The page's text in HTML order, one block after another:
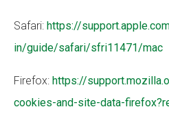
Safari: https://
in/guide/safari/sfri11471/mac
Firefox: https://
cookies-and-site-data-